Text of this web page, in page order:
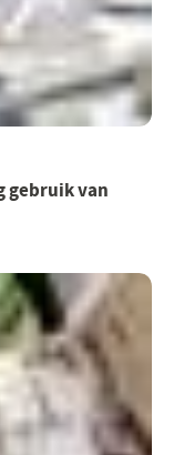
gebruik van